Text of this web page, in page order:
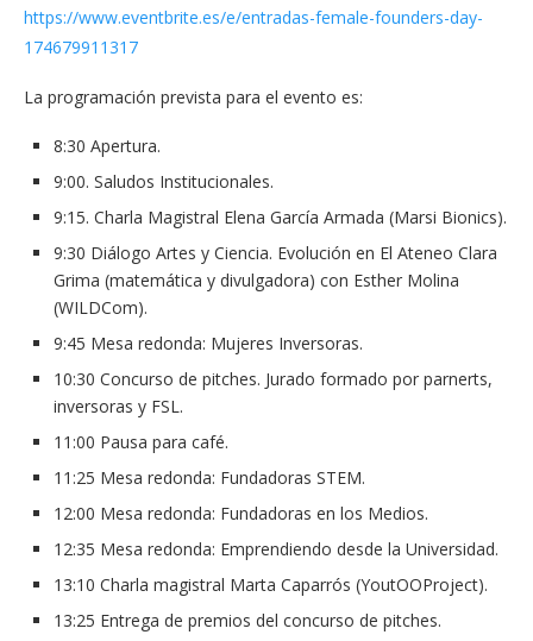
https://www.eventbrite.es/e/entradas-female-founders-day-
174679911317
La programación prevista para el evento es:
8:30 Apertura.
9:00. Saludos Institucionales.
9:15. Charla Magistral Elena García Armada (Marsi Bionics).
9:30 Diálogo Artes y Ciencia. Evolución en El Ateneo Clara
Grima (matemática y divulgadora) con Esther Molina
(WILDCom).
9:45 Mesa redonda: Mujeres Inversoras.
10:30 Concurso de pitches. Jurado formado por parnerts,
inversoras y FSL.
11:00 Pausa para café.
11:25 Mesa redonda: Fundadoras STEM.
12:00 Mesa redonda: Fundadoras en los Medios.
12:35 Mesa redonda: Emprendiendo desde la Universidad.
13:10 Charla magistral Marta Caparrós (YoutOOProject).
13:25 Entrega de premios del concurso de pitches.